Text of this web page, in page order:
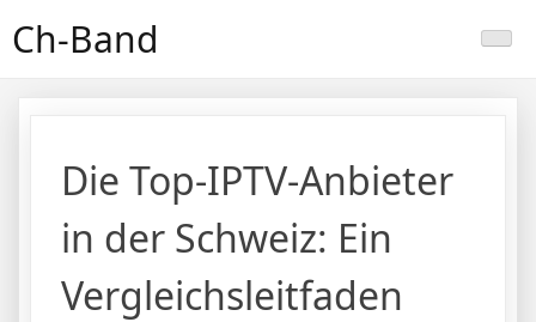
toCh-Band
Die Top-IPTV-Anbieter
in der Schweiz: Ein
Vergleichsleitfaden